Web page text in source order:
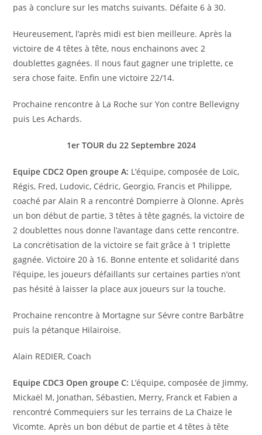
pas à conclure sur les matchs suivants. Défaite 6 à 30.
Heureusement, l’après midi est bien meilleure. Après la
victoire de 4 têtes à tête, nous enchainons avec 2
doublettes gagnées. Il nous faut gagner une triplette, ce
sera chose faite. Enfin une victoire 22/14.
Prochaine rencontre à La Roche sur Yon contre Bellevigny
puis Les Achards.
1er TOUR du 22 Septembre 2024
Equipe CDC2 Open groupe A: L’équipe, composée de Loïc,
Régis, Fred, Ludovic, Cédric, Georgio, Francis et Philippe,
coaché par Alain R a rencontré Dompierre à Olonne. Après
un bon début de partie, 3 têtes à tête gagnés, la victoire de
2 doublettes nous donne l’avantage dans cette rencontre.
La concrétisation de la victoire se fait grâce à 1 triplette
gagnée. Victoire 20 à 16. Bonne entente et solidarité dans
l’équipe, les joueurs défaillants sur certaines parties n’ont
pas hésité à laisser la place aux joueurs sur la touche.
Prochaine rencontre à Mortagne sur Sévre contre Barbâtre
puis la pétanque Hilairoise.
Alain REDIER, Coach
Equipe CDC3 Open groupe C: L’équipe, composée de Jimmy,
Mickaël M, Jonathan, Sébastien, Merry, Franck et Fabien a
rencontré Commequiers sur les terrains de La Chaize le
Vicomte. Après un bon début de partie et 4 têtes à tête